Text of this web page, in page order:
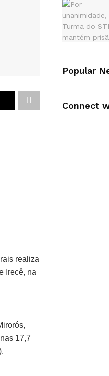
realiza
Irecê, na
17,7
Popular
Connect